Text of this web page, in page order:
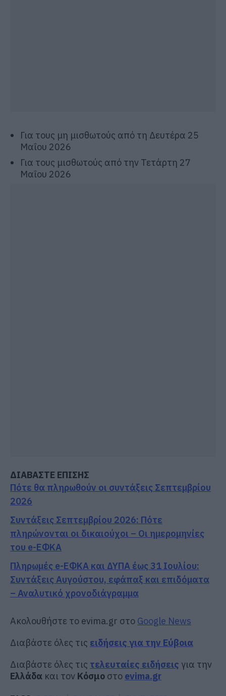
Για τους μη μισθωτούς από τη Δευτέρα 25
Μαΐου 2026
Για τους μισθωτούς από την Τετάρτη 27
Μαΐου 2026
ΔΙΑΒΑΣΤΕ ΕΠΙΣΗΣ
Πότε θα πληρωθούν οι συντάξεις Σεπτεμβρίου
2026
Συντάξεις Σεπτεμβρίου 2026: Πότε
πληρώνονται οι δικαιούχοι – Οι ημερομηνίες
του e-ΕΦΚΑ
Πληρωμές e-ΕΦΚΑ και ΔΥΠΑ έως 31 Ιουλίου:
Συντάξεις Αυγούστου, εφάπαξ και επιδόματα
– Αναλυτικό χρονοδιάγραμμα
Ακολουθήστε το evima.gr στο Google News
Διαβάστε όλες τις ειδήσεις για την Εύβοια
Διαβάστε όλες τις τελευταίες ειδήσεις για την
Ελλάδα και τον Κόσμο στο evima.gr